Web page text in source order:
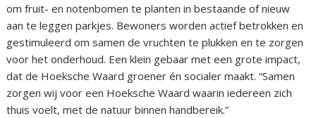
om fruit- en notenbomen te planten in bestaande of nieuw
aan te leggen parkjes. Bewoners worden actief betrokken en
gestimuleerd om samen de vruchten te plukken en te zorgen
voor het onderhoud. Een klein gebaar met een grote impact,
dat de Hoeksche Waard groener én socialer maakt. “Samen
zorgen wij voor een Hoeksche Waard waarin iedereen zich
thuis voelt, met de natuur binnen handbereik.”